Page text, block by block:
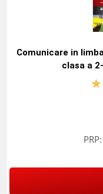
Comunicare in
clasa a
PRP: